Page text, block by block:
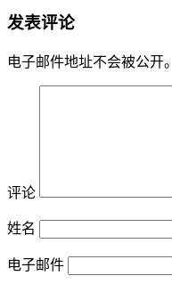
发表评论
电子邮件地址不会被公开。
评论
姓名
电子邮件